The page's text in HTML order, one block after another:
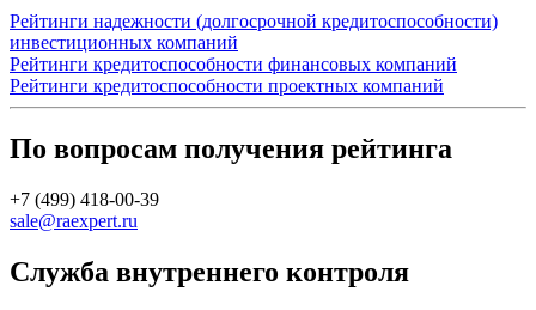
Рейтинги надежности (долгосрочной кредитоспособности)
инвестиционных компаний
Рейтинги кредитоспособности финансовых компаний
Рейтинги кредитоспособности проектных компаний
По вопросам получения рейтинга
+7 (499) 418-00-39
sale@raexpert.ru
Служба внутреннего контроля